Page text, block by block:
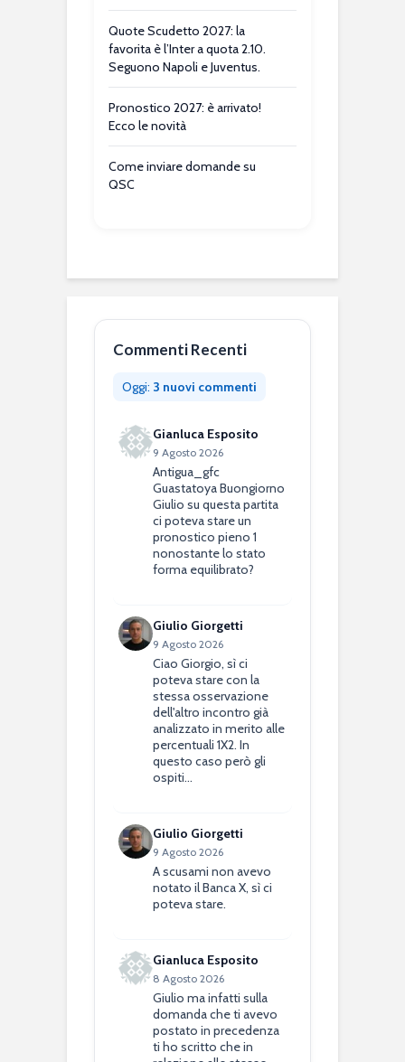
Quote Scudetto 2027: la
favorita è l’Inter a quota 2.10.
Seguono Napoli e Juventus.
Pronostico 2027: è arrivato!
Ecco le novità
Come inviare domande su
QSC
Commenti Recenti
Oggi: 3 nuovi commenti
Gianluca Esposito
9 Agosto 2026
Antigua_gfc
Guastatoya Buongiorno
Giulio su questa partita
ci poteva stare un
pronostico pieno 1
nonostante lo stato
forma equilibrato?
Giulio Giorgetti
9 Agosto 2026
Ciao Giorgio, sì ci
poteva stare con la
stessa osservazione
dell'altro incontro già
analizzato in merito alle
percentuali 1X2. In
questo caso però gli
ospiti…
Giulio Giorgetti
9 Agosto 2026
A scusami non avevo
notato il Banca X, sì ci
poteva stare.
Gianluca Esposito
8 Agosto 2026
Giulio ma infatti sulla
domanda che ti avevo
postato in precedenza
ti ho scritto che in